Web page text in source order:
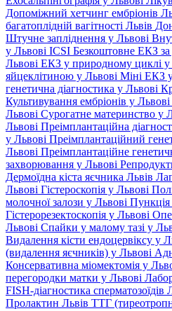
Допоміжний хетчинг ембріонів
багатоплідній вагітності Львів
Штучне запліднення у Львові
у Львові ICSI Безкоштовне ЕКЗ
Львові ЕКЗ у природному циклі у
яйцеклітиною у Львові Міні ЕКЗ
генетична діагностика у Львові
Культивування ембріонів у Львові
Львові Сурогатне материнство у
Львові Преімплантаційна
у Львові Преімплантаційний
Львові Преімплантаційне
захворювання у Львові
Дермоїдна кіста яєчника Львів
Львові Гістероскопія у Львові
молочної залози у Львові Пункція
Гістерорезектоскопія у Львові
Львові Спайки у малому тазі у
Видалення кісти ендоцервіксу у
(видалення яєчників) у Львові
Консервативна міомектомія у
перегородки матки у Львові
FISH-діагностика сперматозоїдів
Пролактин Львів ТТГ